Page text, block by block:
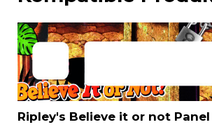
Ripley's Believe it or not Panel